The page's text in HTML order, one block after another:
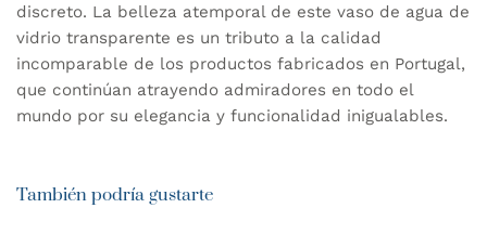
discreto. La belleza atemporal de este vaso de agua de
vidrio transparente es un tributo a la calidad
incomparable de los productos fabricados en Portugal,
que continúan atrayendo admiradores en todo el
mundo por su elegancia y funcionalidad inigualables.
También podría gustarte